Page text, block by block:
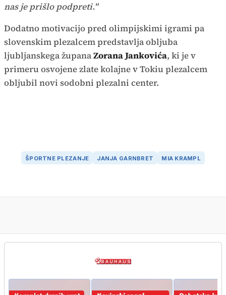
nas je prišlo podpreti."
Dodatno motivacijo pred olimpijskimi igrami pa
slovenskim plezalcem predstavlja obljuba
ljubljanskega županaZorana Jankovića, ki je v
primeru osvojene zlate kolajne v Tokiu plezalcem
obljubil novi sodobni plezalni center.
ŠPORTNE PLEZANJE JANJA GARNBRET MIA KRAMPL